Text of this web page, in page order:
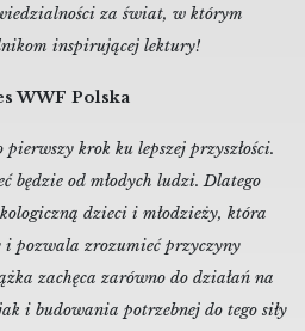
za świat, w którym
inspirującej lektury!
WWF Polska
krok ku lepszej przyszłości.
będzie od młodych ludzi. Dlatego
dzieci i młodzieży, która
pozwala zrozumieć przyczyny
zachęca zarówno do działań na
i budowania potrzebnej do tego siły